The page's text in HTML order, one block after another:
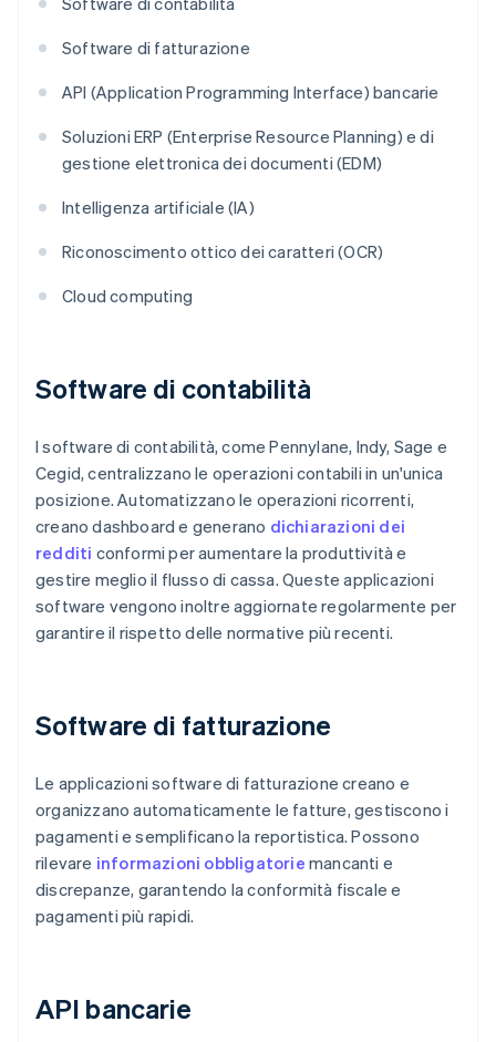
Software di fatturazione
API (Application Programming Interface) bancarie
Soluzioni ERP (Enterprise Resource Planning) e di
gestione elettronica dei documenti (EDM)
Intelligenza artificiale (IA)
Riconoscimento ottico dei caratteri (OCR)
Cloud computing
Software di contabilità
I software di contabilità, come Pennylane, Indy, Sage e
Cegid, centralizzano le operazioni contabili in un'unica
posizione. Automatizzano le operazioni ricorrenti,
creano dashboard e generano dichiarazioni dei
redditi conformi per aumentare la produttività e
gestire meglio il flusso di cassa. Queste applicazioni
software vengono inoltre aggiornate regolarmente per
garantire il rispetto delle normative più recenti.
Software di fatturazione
Le applicazioni software di fatturazione creano e
organizzano automaticamente le fatture, gestiscono i
pagamenti e semplificano la reportistica. Possono
rilevare informazioni obbligatorie mancanti e
discrepanze, garantendo la conformità fiscale e
pagamenti più rapidi.
API bancarie